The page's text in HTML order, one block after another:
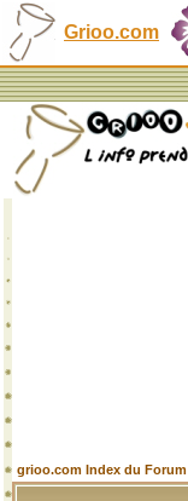
Grioo.com
grioo.com Index du Forum